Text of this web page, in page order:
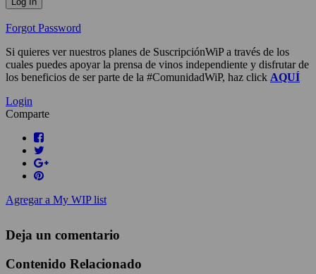
Forgot Password
Si quieres ver nuestros planes de SuscripciónWiP a través de los
cuales puedes apoyar la prensa de vinos independiente y disfrutar de
los beneficios de ser parte de la #ComunidadWiP, haz click AQUÍ
Login
Comparte
Agregar a My WIP list
Deja un comentario
Contenido Relacionado